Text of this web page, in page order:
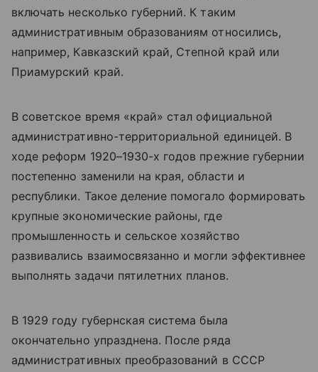
включать несколько губерний. К таким
административным образованиям относились,
например, Кавказский край, Степной край или
Приамурский край.
В советское время «край» стал официальной
административно-территориальной единицей. В
ходе реформ 1920–1930-х годов прежние губернии
постепенно заменили на края, области и
республики. Такое деление помогало формировать
крупные экономические районы, где
промышленность и сельское хозяйство
развивались взаимосвязанно и могли эффективнее
выполнять задачи пятилетних планов.
В 1929 году губернская система была
окончательно упразднена. После ряда
административных преобразований в СССР